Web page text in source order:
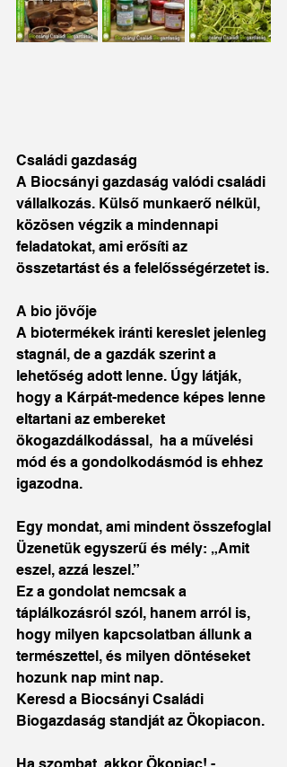
Családi gazdaság
A Biocsányi gazdaság valódi családi
vállalkozás. Külső munkaerő nélkül,
közösen végzik a mindennapi
feladatokat, ami erősíti az
összetartást és a felelősségérzetet is.
A bio jövője
A biotermékek iránti kereslet jelenleg
stagnál, de a gazdák szerint a
lehetőség adott lenne. Úgy látják,
hogy a Kárpát-medence képes lenne
eltartani az embereket
ökogazdálkodással,  ha a művelési
mód és a gondolkodásmód is ehhez
igazodna.
Egy mondat, ami mindent összefoglal
Üzenetük egyszerű és mély: „Amit
eszel, azzá leszel.”
Ez a gondolat nemcsak a
táplálkozásról szól, hanem arról is,
hogy milyen kapcsolatban állunk a
természettel, és milyen döntéseket
hozunk nap mint nap.
Keresd a Biocsányi Családi
Biogazdaság standját az Ökopiacon.
Ha szombat, akkor Ökopiac! -